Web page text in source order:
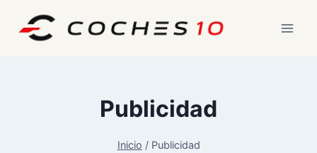
Publicidad
Inicio / Publicidad